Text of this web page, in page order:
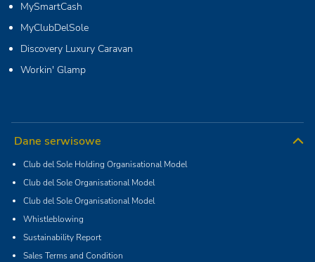
MySmartCash
MyClubDelSole
Discovery Luxury Caravan
Workin' Glamp
Dane serwisowe
Club del Sole Holding Organisational Model
Club del Sole Organisational Model
Club del Sole Organisational Model
Whistleblowing
Sustainability Report
Sales Terms and Condition